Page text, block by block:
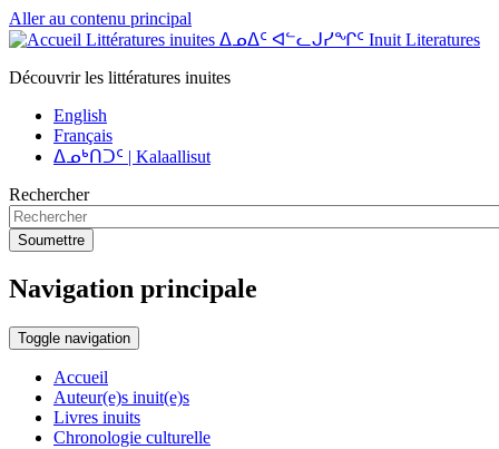
Aller au contenu principal
Littératures inuites ᐃᓄᐃᑦ ᐊᓪᓚᒍᓯᖏᑦ Inuit Literatures
Découvrir les littératures inuites
English
Français
ᐃᓄᒃᑎᑐᑦ | Kalaallisut
Rechercher
Soumettre
Navigation principale
Toggle navigation
Accueil
Auteur(e)s inuit(e)s
Livres inuits
Chronologie culturelle